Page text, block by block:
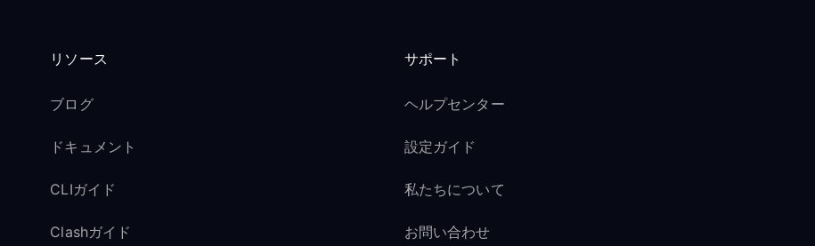
リソース
ブログ
ドキュメント
CLIガイド
Clashガイド
サポート
ヘルプセンター
設定ガイド
私たちについて
お問い合わせ